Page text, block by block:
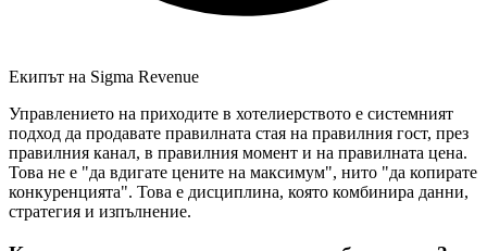
Екипът на Sigma Revenue
Управлението на приходите в хотелиерството е системният
подход да продавате правилната стая на правилния гост, през
правилния канал, в правилния момент и на правилната цена.
Това не е "да вдигате цените на максимум", нито "да копирате
конкуренцията". Това е дисциплина, която комбинира данни,
стратегия и изпълнение.